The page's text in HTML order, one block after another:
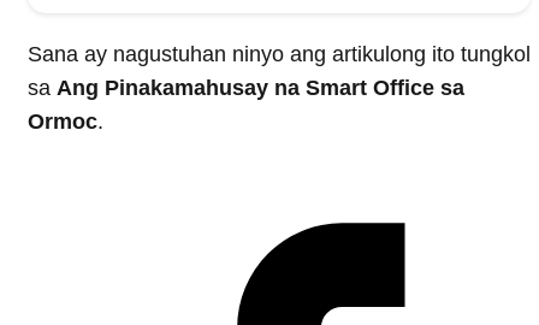
Sana ay nagustuhan ninyo ang artikulong ito tungkol
sa Ang Pinakamahusay na Smart Office sa
Ormoc.